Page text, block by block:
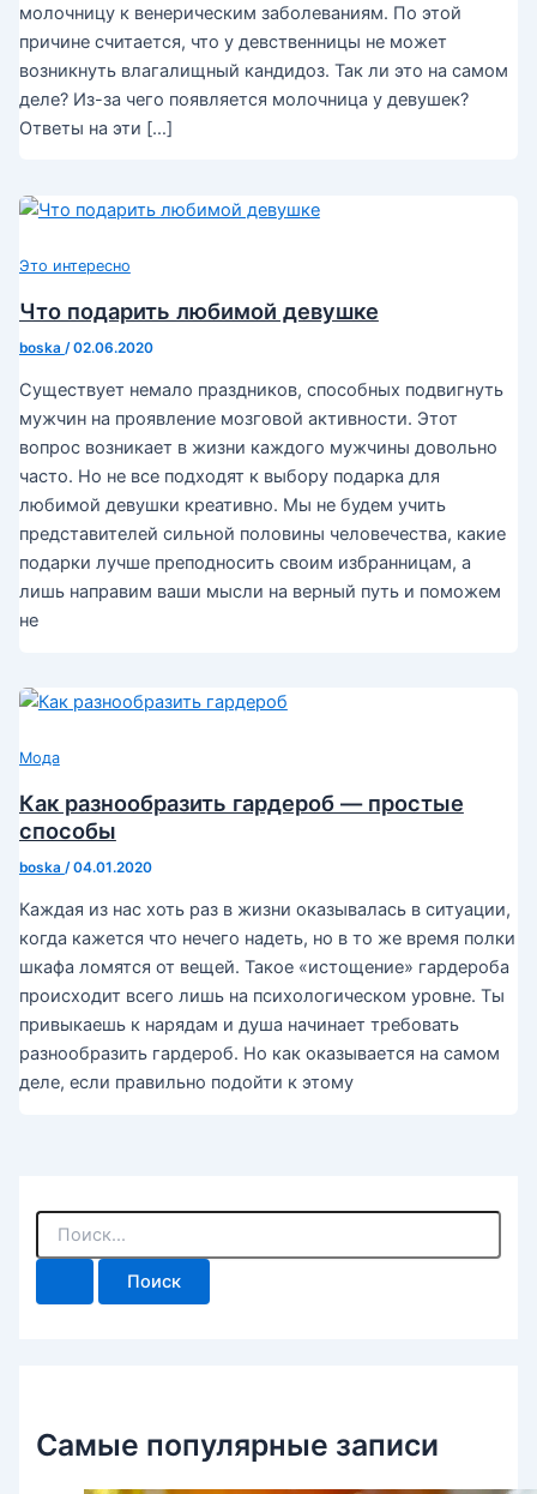
молочницу к венерическим заболеваниям. По этой
причине считается, что у девственницы не может
возникнуть влагалищный кандидоз. Так ли это на самом
деле? Из-за чего появляется молочница у девушек?
Ответы на эти […]
Это интересно
Что подарить любимой девушке
boska /02.06.2020
Существует немало праздников, способных подвигнуть
мужчин на проявление мозговой активности. Этот
вопрос возникает в жизни каждого мужчины довольно
часто. Но не все подходят к выбору подарка для
любимой девушки креативно. Мы не будем учить
представителей сильной половины человечества, какие
подарки лучше преподносить своим избранницам, а
лишь направим ваши мысли на верный путь и поможем
не
Мода
Как разнообразить гардероб — простые
способы
boska /04.01.2020
Каждая из нас хоть раз в жизни оказывалась в ситуации,
когда кажется что нечего надеть, но в то же время полки
шкафа ломятся от вещей. Такое «истощение» гардероба
происходит всего лишь на психологическом уровне. Ты
привыкаешь к нарядам и душа начинает требовать
разнообразить гардероб. Но как оказывается на самом
деле, если правильно подойти к этому
П
и
Самые популярные записи